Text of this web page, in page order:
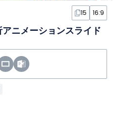
15 16:9
ニメーションスライド